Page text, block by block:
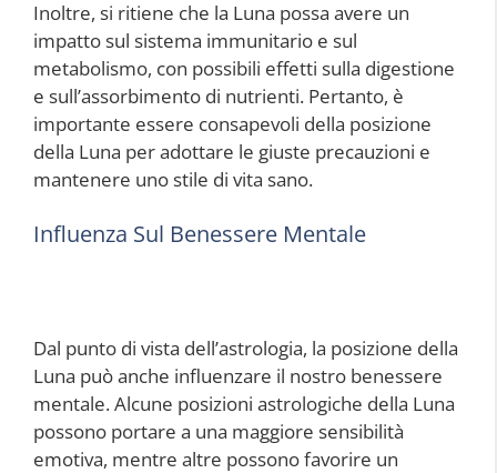
Inoltre, si ritiene che la Luna possa avere un
impatto sul sistema immunitario e sul
metabolismo, con possibili effetti sulla digestione
e sull’assorbimento di nutrienti. Pertanto, è
importante essere consapevoli della posizione
della Luna per adottare le giuste precauzioni e
mantenere uno stile di vita sano.
Influenza Sul Benessere Mentale
Dal punto di vista dell’astrologia, la posizione della
Luna può anche influenzare il nostro benessere
mentale. Alcune posizioni astrologiche della Luna
possono portare a una maggiore sensibilità
emotiva, mentre altre possono favorire un